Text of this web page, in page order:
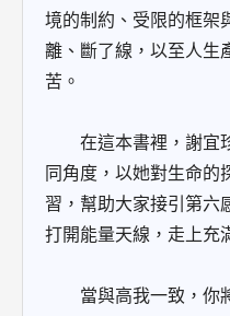
境的制約、受限的框架
離、斷了線，以至人生
苦。
在這本書裡，謝宜
同角度，以她對生命的
習，幫助大家接引第六
打開能量天線，走上充
當與高我一致，你